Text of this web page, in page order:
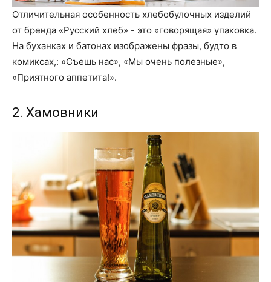
Отличительная особенность хлебобулочных изделий
от бренда «Русский хлеб» - это «говорящая» упаковка.
На буханках и батонах изображены фразы, будто в
комиксах,: «Съешь нас», «Мы очень полезные»,
«Приятного аппетита!».
2. Хамовники